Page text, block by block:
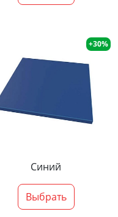
+30%
Синий
Выбрать